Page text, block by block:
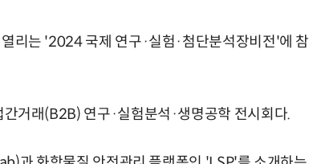
리는 '2024 국제 연구·실험·첨단분석장비전'에 참
거래(B2B) 연구·실험분석·생명공학 전시회다.